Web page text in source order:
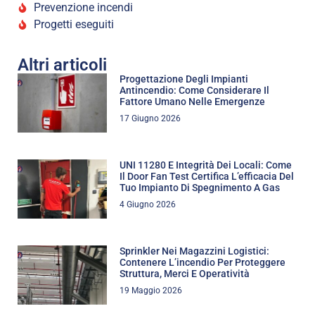
Prevenzione incendi
Progetti eseguiti
Altri articoli
Progettazione Degli Impianti
Antincendio: Come Considerare Il
Fattore Umano Nelle Emergenze
17 Giugno 2026
UNI 11280 E Integrità Dei Locali: Come
Il Door Fan Test Certifica L’efficacia Del
Tuo Impianto Di Spegnimento A Gas
4 Giugno 2026
Sprinkler Nei Magazzini Logistici:
Contenere L’incendio Per Proteggere
Struttura, Merci E Operatività
19 Maggio 2026